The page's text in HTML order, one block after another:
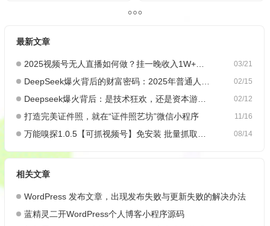
最新文章
03/21
2025视频号无人直播如何做？挂一晚收入1W+，这份教程，小白可做~
02/15
DeepSeek爆火背后的财富密码：2025年普通人如何抓住AI创业风口？
02/12
Deepseek爆火背后：是技术狂欢，还是资本游戏？
11/16
打造完美证件照，就在“证件照艺坊”微信小程序
08/14
万能嗅探1.0.5【可抓视频号】免安装 批量抓取媒体文件
相关文章
WordPress 发布文章，出现发布失败与更新失败的解决办法
蓝精灵二开WordPress个人博客小程序源码